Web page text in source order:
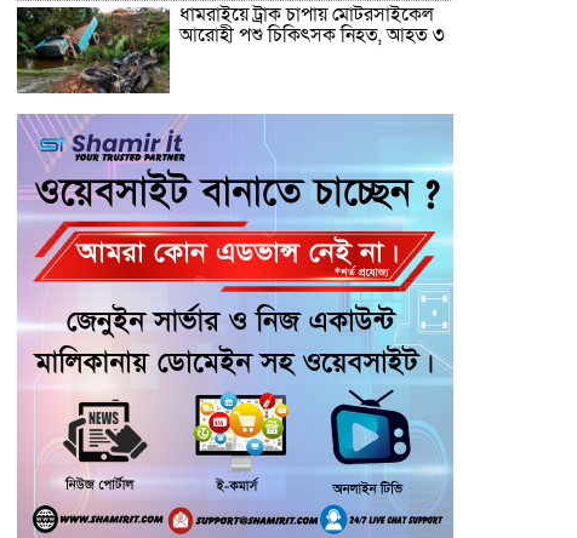
ধামরাইয়ে ট্রাক চাপায় মোটরসাইকেল
আরোহী পশু চিকিৎসক নিহত, আহত ৩
কয়রায় জুলাই ছাত্র গণঅভ্যুত্থানের ২য়
বার্ষিকী উপলক্ষে জামায়াতের দোয়া ও
গণমিছিল
জুলাই গণ-অভ্যুত্থান দিবসের অনুষ্ঠানে
গণঅধিকার পরিষদের নেতাকে হেনস্থার
অভিযোগ
গৌরনদীতে নিরাপদ অভিবাসন ও
দক্ষতা উন্নয়ন শীর্ষক সেমিনার অনুষ্ঠিত,
আশুলিয়ার বাইপাইল পাইকারি কাঁচা
বাজারে চেয়ারম্যান প্রার্থী ইসরাফিল
হোসেনের নির্বাচনী প্রচারণা
আশুলিয়ার কাঠগড়া নয়াপাড়ায় কথিত
মাদক ব্যবসার অভিযোগ, পুলিশের